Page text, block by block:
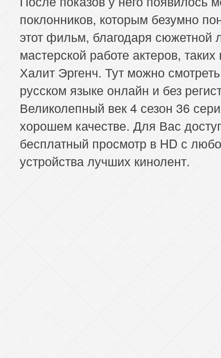
поклонников, которым безумно
этот фильм, благодаря сюжетной
мастерской работе актеров, таких
Халит Эргенч. Тут можно
русском языке онлайн и без
Великолепный век 4 сезон 36
хорошем качестве. Для Вас
бесплатный просмотр в HD с
устройства лучших кинолент.